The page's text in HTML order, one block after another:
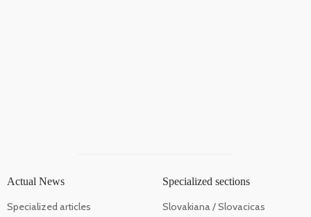
Actual News
Specialized articles
Specialized sections
Slovakiana / Slovacicas